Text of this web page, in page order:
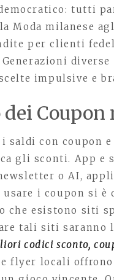
tutti
Moda milanese
per clienti
impulsive e
dei
saldi con coupon
gli sconti. App e
o AI,
i coupon si
che esistono siti
tali siti saranno
codici sconto,
flyer locali